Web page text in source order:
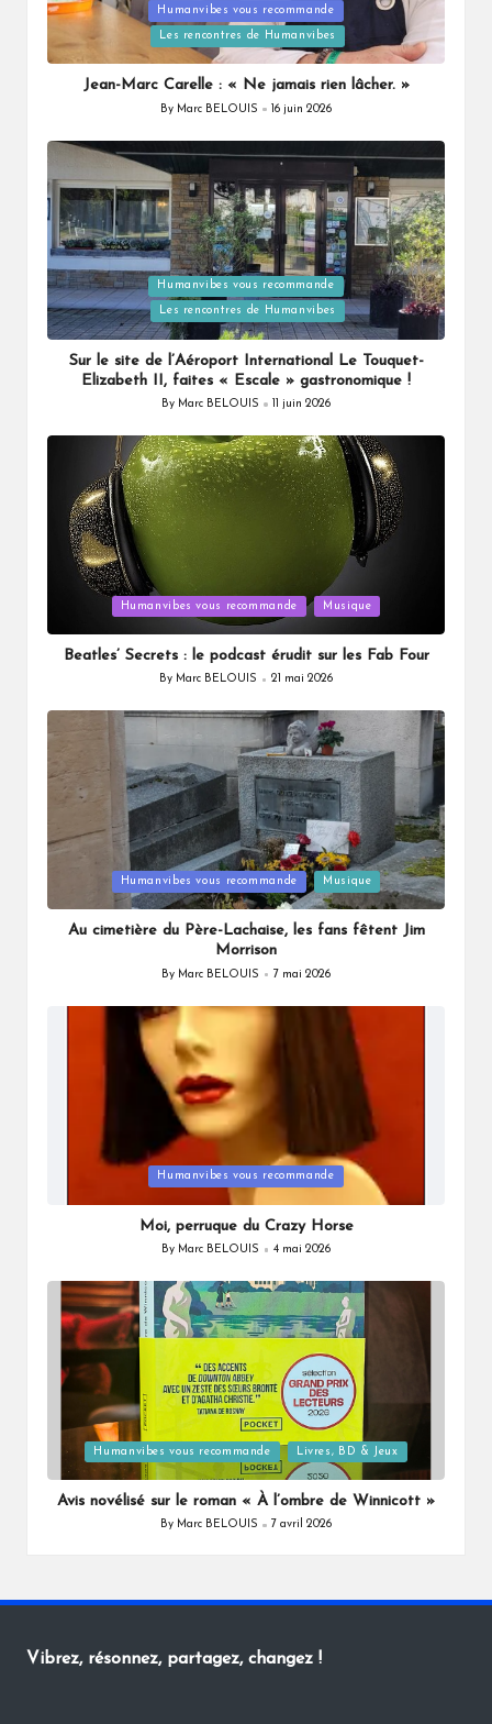
Posted
Humanvibes vous recommande
Les rencontres de Humanvibes
Jean-Marc Carelle : « Ne jamais rien lâcher. »
Posted
By Marc BELOUIS 16 juin 2026
Posted
in
Humanvibes vous recommande
Les rencontres de Humanvibes
Sur le site de l’Aéroport International Le Touquet-
Elizabeth II, faites « Escale » gastronomique !
Posted
By Marc BELOUIS 11 juin 2026
Humanvibes vous recommande Musique
Beatles’ Secrets : le podcast érudit sur les Fab Four
Posted
By Marc BELOUIS 21 mai 2026
Humanvibes vous recommande Musique
Au cimetière du Père-Lachaise, les fans fêtent Jim
Morrison
Posted
By Marc BELOUIS 7 mai 2026
Humanvibes vous recommande
Moi, perruque du Crazy Horse
Posted
By Marc BELOUIS 4 mai 2026
Posted
in
Humanvibes vous recommande Livres, BD & Jeux
Avis novélisé sur le roman « À l’ombre de Winnicott »
Posted
By Marc BELOUIS 7 avril 2026
Vibrez, résonnez, partagez, changez !